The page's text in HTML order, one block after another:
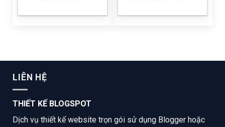
LIÊN HỆ
THIẾT KẾ BLOGSPOT
Dịch vụ thiết kế website trọn gói sử dụng Blogger hoặc